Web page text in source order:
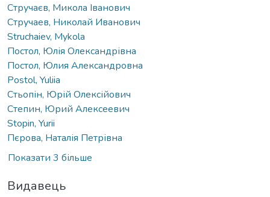
Стручаєв, Микола Іванович
Стручаев, Николай Иванович
Struchaiev, Mykola
Постол, Юлія Олександрівна
Постол, Юлия Александровна
Postol, Yuliia
Стьопін, Юрій Олексійович
Степин, Юрий Алексеевич
Stopin, Yurii
Пєрова, Наталія Петрівна
Показати 3 більше
Видавець